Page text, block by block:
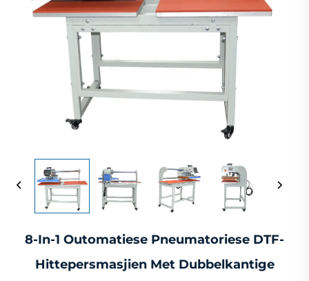
8-In-1 Outomatiese Pneumatoriese DTF-
Hittepersmasjien Met Dubbelkantige